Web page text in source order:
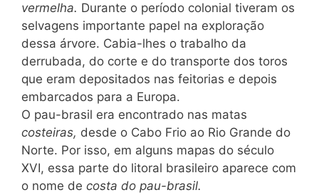
vermelha. Durante o período colonial tiveram os
selvagens importante papel na exploração
dessa árvore. Cabia-lhes o trabalho da
derrubada, do corte e do transporte dos toros
que eram depositados nas feitorias e depois
embarcados para a Europa.
O pau-brasil era encontrado nas matas
costeiras, desde o Cabo Frio ao Rio Grande do
Norte. Por isso, em alguns mapas do século
XVI, essa parte do litoral brasileiro aparece com
o nome de costa do pau-brasil.